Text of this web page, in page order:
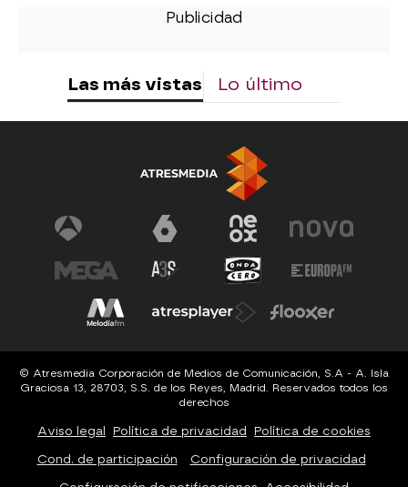
Las más vistas Lo último
© Atresmedia Corporación de Medios de Comunicación, S.A - A. Isla
Graciosa 13, 28703, S.S. de los Reyes, Madrid. Reservados todos los
derechos
Aviso legal Política de privacidad Política de cookies
Cond. de participación Configuración de privacidad